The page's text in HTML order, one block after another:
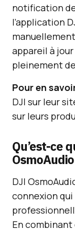
notification
l’application
appareil à
pleinement
Pour en
DJI sur leur
sur leurs
Qu’est-ce
DJI
connexion
En